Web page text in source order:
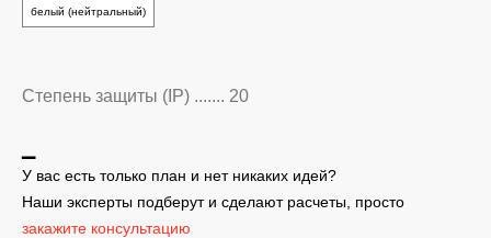
белый (нейтральный)
Степень защиты (IP) ....... 20
У вас есть только план и нет никаких идей?
Наши эксперты подберут и сделают расчеты, просто
закажите консультацию